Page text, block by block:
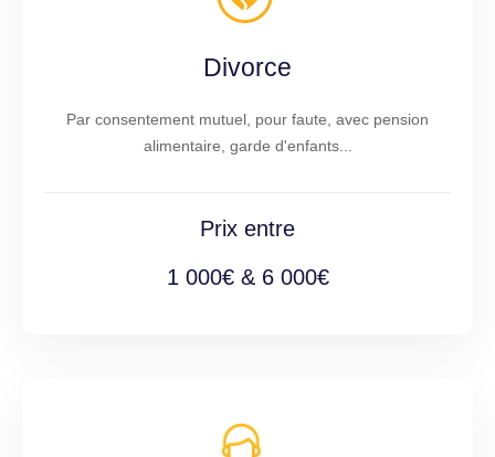
Divorce
Par consentement mutuel, pour faute, avec pension
alimentaire, garde d'enfants...
Prix entre
1 000€ & 6 000€